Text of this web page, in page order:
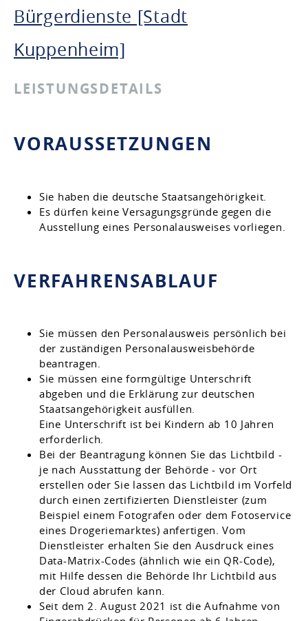
Bürgerdienste [Stadt
Kuppenheim]
LEISTUNGSDETAILS
VORAUSSETZUNGEN
Sie haben die deutsche Staatsangehörigkeit.
Es dürfen keine Versagungsgründe gegen die
Ausstellung eines Personalausweises vorliegen
VERFAHRENSABLAUF
Sie müssen den Personalausweis persönlich bei
der zuständigen Personalausweisbehörde
beantragen.
Sie müssen eine formgültige Unterschrift
abgeben und die Erklärung zur deutschen
Staatsangehörigkeit ausfüllen.
Eine Unterschrift ist bei Kindern ab 10 Jahren
erforderlich.
Bei der Beantragung können Sie das Lichtbild -
je nach Ausstattung der Behörde - vor Ort
erstellen oder Sie lassen das Lichtbild im Vorfeld
durch einen zertifizierten Dienstleister (zum
Beispiel einem Fotografen oder dem Fotoservice
eines Drogeriemarktes) anfertigen. Vom
Dienstleister erhalten Sie den Ausdruck eines
Data-Matrix-Codes (ähnlich wie ein QR-Code),
mit Hilfe dessen die Behörde Ihr Lichtbild aus
der Cloud abrufen kann.
Seit dem 2. August 2021 ist die Aufnahme von